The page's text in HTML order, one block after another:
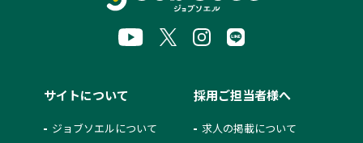
サイトについて
ジョブソエルについて
採用ご担当者様へ
求人の掲載について